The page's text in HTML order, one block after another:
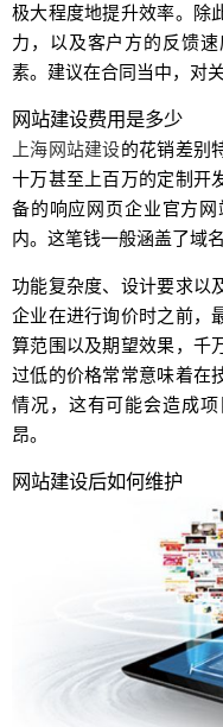
极大程度地提升效率。除
力，以及客户方的反馈
素。建议在合同当中，对
网站建设费用是多少
上海网站建设的花销差别
十万甚至上百万的定制开
备的响应网页企业官方
内。这笔钱一般涵盖了域
功能复杂度、设计要求以
企业在进行询价时之前，
算范围以及期望效果，千
过低的价格常常意味着在
情况，这有可能会造成
昂。
网站建设后如何维护